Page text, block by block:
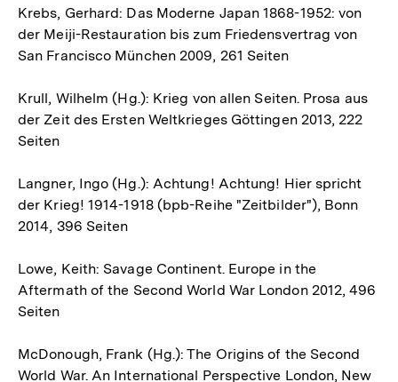
Krebs, Gerhard: Das Moderne Japan 1868-1952: von
der Meiji-Restauration bis zum Friedensvertrag von
San Francisco München 2009, 261 Seiten
Krull, Wilhelm (Hg.): Krieg von allen Seiten. Prosa aus
der Zeit des Ersten Weltkrieges Göttingen 2013, 222
Seiten
Langner, Ingo (Hg.): Achtung! Achtung! Hier spricht
der Krieg! 1914-1918 (bpb-Reihe "Zeitbilder"), Bonn
2014, 396 Seiten
Lowe, Keith: Savage Continent. Europe in the
Aftermath of the Second World War London 2012, 496
Seiten
McDonough, Frank (Hg.): The Origins of the Second
World War. An International Perspective London, New